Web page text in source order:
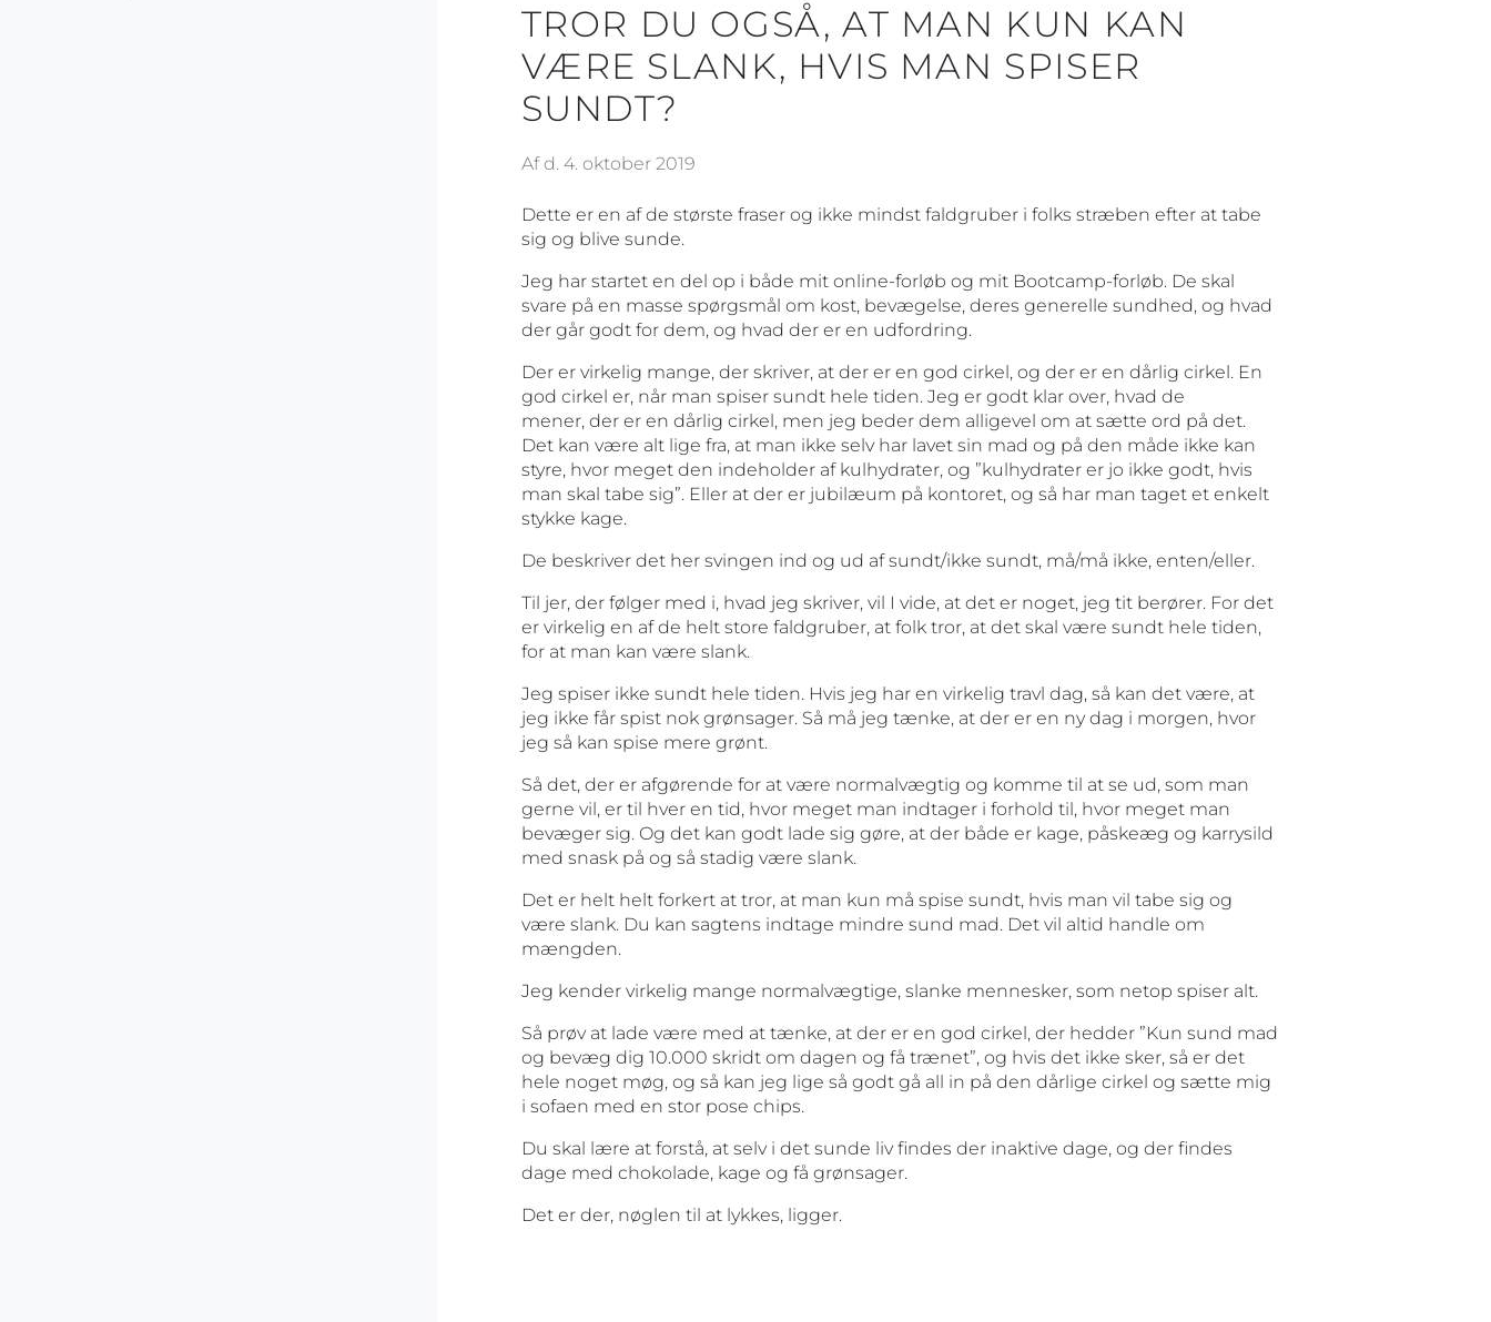
TROR DU OGSÅ, AT MAN KUN KAN
VÆRE SLANK, HVIS MAN SPISER
SUNDT?
Af d. 4. oktober 2019
Dette er en af de største fraser og ikke mindst faldgruber i folks stræben efter at tabe
sig og blive sunde.
Jeg har startet en del op i både mit online-forløb og mit Bootcamp-forløb. De skal
svare på en masse spørgsmål om kost, bevægelse, deres generelle sundhed, og hvad
der går godt for dem, og hvad der er en udfordring.
Der er virkelig mange, der skriver, at der er en god cirkel, og der er en dårlig cirkel. En
god cirkel er, når man spiser sundt hele tiden. Jeg er godt klar over, hvad de
mener, der er en dårlig cirkel, men jeg beder dem alligevel om at sætte ord på det.
Det kan være alt lige fra, at man ikke selv har lavet sin mad og på den måde ikke kan
styre, hvor meget den indeholder af kulhydrater, og ”kulhydrater er jo ikke godt, hvis
man skal tabe sig”. Eller at der er jubilæum på kontoret, og så har man taget et enkelt
stykke kage.
De beskriver det her svingen ind og ud af sundt/ikke sundt, må/må ikke, enten/eller.
Til jer, der følger med i, hvad jeg skriver, vil I vide, at det er noget, jeg tit berører. For det
er virkelig en af de helt store faldgruber, at folk tror, at det skal være sundt hele tiden,
for at man kan være slank.
Jeg spiser ikke sundt hele tiden. Hvis jeg har en virkelig travl dag, så kan det være, at
jeg ikke får spist nok grønsager. Så må jeg tænke, at der er en ny dag i morgen, hvor
jeg så kan spise mere grønt.
Så det, der er afgørende for at være normalvægtig og komme til at se ud, som man
gerne vil, er til hver en tid, hvor meget man indtager i forhold til, hvor meget man
bevæger sig. Og det kan godt lade sig gøre, at der både er kage, påskeæg og karrysild
med snask på og så stadig være slank.
Det er helt helt forkert at tror, at man kun må spise sundt, hvis man vil tabe sig og
være slank. Du kan sagtens indtage mindre sund mad. Det vil altid handle om
mængden.
Jeg kender virkelig mange normalvægtige, slanke mennesker, som netop spiser alt.
Så prøv at lade være med at tænke, at der er en god cirkel, der hedder ”Kun sund mad
og bevæg dig 10.000 skridt om dagen og få trænet”, og hvis det ikke sker, så er det
hele noget møg, og så kan jeg lige så godt gå all in på den dårlige cirkel og sætte mig
i sofaen med en stor pose chips.
Du skal lære at forstå, at selv i det sunde liv findes der inaktive dage, og der findes
dage med chokolade, kage og få grønsager.
Det er der, nøglen til at lykkes, ligger.